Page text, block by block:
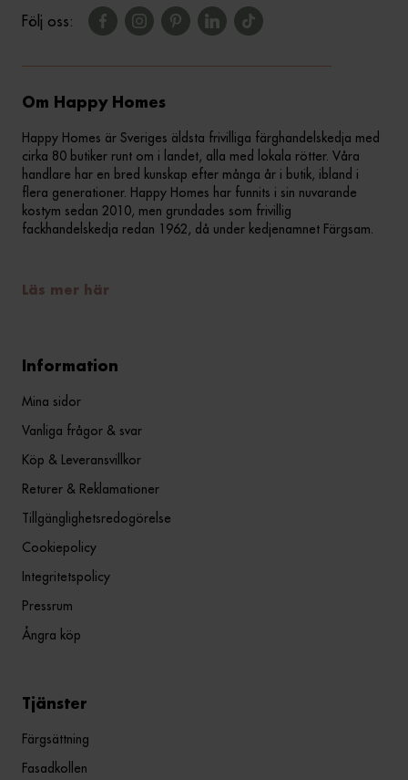
Följ oss:
Om Happy Homes
Happy Homes är Sveriges äldsta frivilliga färghandelskedja med
cirka 80 butiker runt om i landet, alla med lokala rötter. Våra
handlare har en bred kunskap efter många år i butik, ibland i
flera generationer. Happy Homes har funnits i sin nuvarande
kostym sedan 2010, men grundades som frivillig
fackhandelskedja redan 1962, då under kedjenamnet Färgsam.
Läs mer här
Information
Mina sidor
Vanliga frågor & svar
Köp & Leveransvillkor
Returer & Reklamationer
Tillgänglighetsredogörelse
Cookiepolicy
Integritetspolicy
Pressrum
Ångra köp
Tjänster
Färgsättning
Fasadkollen